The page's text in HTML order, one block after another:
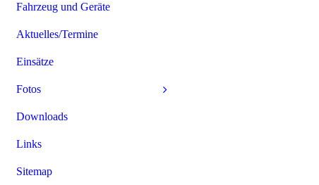
Fahrzeug und Geräte
Aktuelles/Termine
Einsätze
Fotos
Downloads
Links
Sitemap